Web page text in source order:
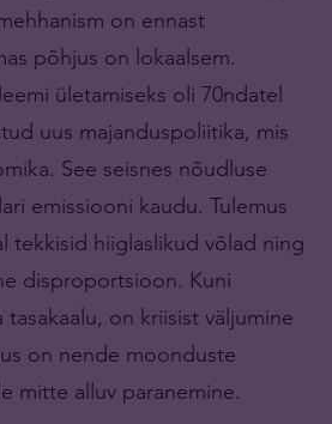
on ennast
põhjus on lokaalsem.
ületamiseks oli 70ndatel
uus majanduspoliitika, mis
See seisnes nõudluse
emissiooni kaudu. Tulemus
tekkisid hiiglaslikud võlad ning
disproportsioon. Kuni
tasakaalu, on kriisist väljumine
on nende moonduste
mitte alluv paranemine.